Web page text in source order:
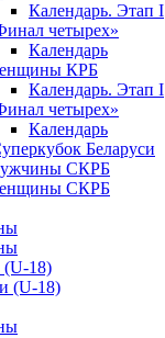
Календарь. Этап I
четырех»
Календарь
КРБ
Календарь. Этап I
четырех»
Календарь
Беларуси
СКРБ
СКРБ
18)
(U-18)